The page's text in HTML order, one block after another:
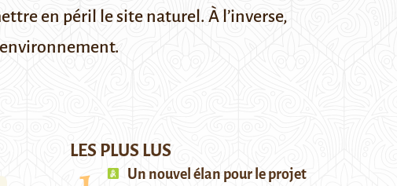
en péril le site naturel. À l’inverse,
LES PLUS LUS
Un nouvel élan pour le projet